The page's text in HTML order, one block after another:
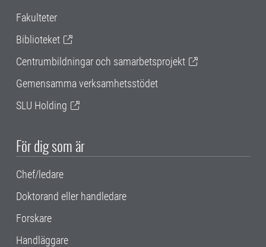
Fakulteter
Biblioteket
Centrumbildningar och samarbetsprojekt
Gemensamma verksamhetsstödet
SLU Holding
För dig som är
Chef/ledare
Doktorand eller handledare
Forskare
Handläggare